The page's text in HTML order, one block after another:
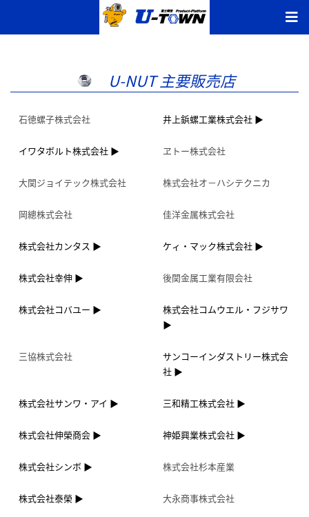
U-NUT 主要販売店
石徳螺子株式会社 井上鋲螺工業株式会社
イワタボルト株式会社 ヱトー株式会社
大関ジョイテック株式会社 株式会社オ－ハシテクニカ
岡總株式会社 佳洋金属株式会社
株式会社カンタス ケィ・マック株式会社
株式会社幸伸 後関金属工業有限会社
株式会社コバユー 株式会社コムウエル・フジサワ
三協株式会社
サンコーインダストリー株式会
社
株式会社サンワ・アイ 三和精工株式会社
株式会社伸榮商会 神姫興業株式会社
株式会社シンボ 株式会社杉本産業
株式会社泰榮 大永商事株式会社